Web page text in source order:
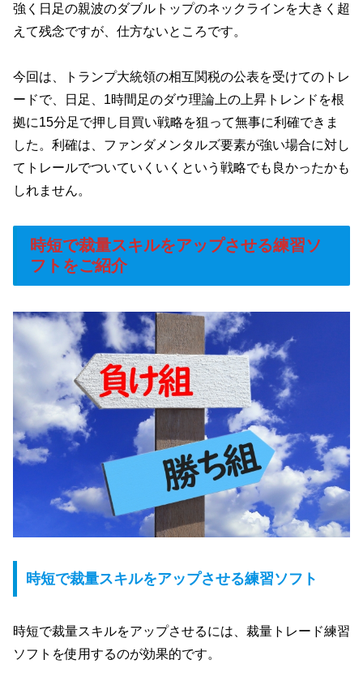
強く日足の親波のダブルトップのネックラインを大きく超
えて残念ですが、仕方ないところです。
今回は、トランプ大統領の相互関税の公表を受けてのトレ
ードで、日足、1時間足のダウ理論上の上昇トレンドを根
拠に15分足で押し目買い戦略を狙って無事に利確できま
した。利確は、ファンダメンタルズ要素が強い場合に対し
てトレールでついていくいくという戦略でも良かったかも
しれません。
時短で裁量スキルをアップさせる練習ソ
フトをご紹介
時短で裁量スキルをアップさせる練習ソフト
時短で裁量スキルをアップさせるには、裁量トレード練習
ソフトを使用するのが効果的です。